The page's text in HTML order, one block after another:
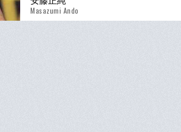
Masazumi Ando